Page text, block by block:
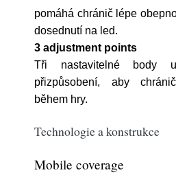
pomáhá chránič lépe
dosednutí na led.
3 adjustment points
Tři nastavitelné body
přizpůsobení, aby
během hry.
Technologie a konstrukce
Mobile coverage